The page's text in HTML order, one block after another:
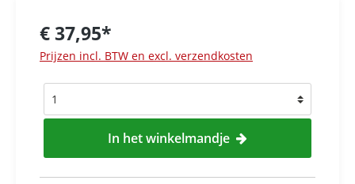
€ 37,95*
Prijzen incl. BTW en excl. verzendkosten
In het winkelmandje